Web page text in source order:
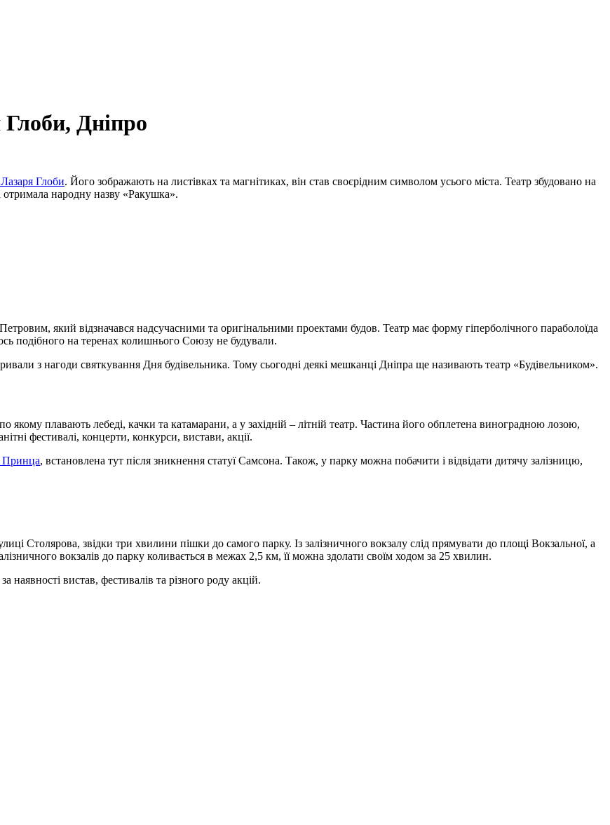
Глоби, Дніпро
Глоби. Його зображають на листівках та магнітиках, він став своєрідним символом усього міста. Театр збудовано на
отримала народну назву «Ракушка».
який відзначався надсучасними та оригінальними проектами будов. Театр має форму гіперболічного параболоїда
подібного на теренах колишнього Союзу не будували.
з нагоди святкування Дня будівельника. Тому сьогодні деякі мешканці Дніпра ще називають театр «Будівельником».
якому плавають лебеді, качки та катамарани, а у західній – літній театр. Частина його обплетена виноградною лозою,
фестивалі, концерти, конкурси, вистави, акції.
Принца, встановлена тут після зникнення статуї Самсона. Також, у парку можна побачити і відвідати дитячу залізницю,
Столярова, звідки три хвилини пішки до самого парку. Із залізничного вокзалу слід прямувати до площі Вокзальної, а
вокзалів до парку коливається в межах 2,5 км, її можна здолати своїм ходом за 25 хвилин.
наявності вистав, фестивалів та різного роду акцій.